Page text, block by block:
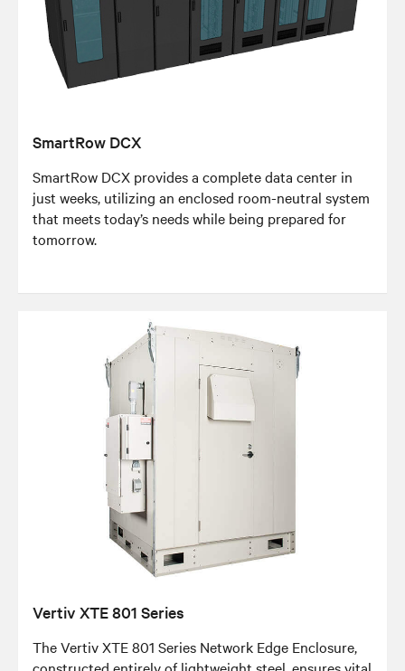
SmartRow DCX
SmartRow DCX provides a complete data center in
just weeks, utilizing an enclosed room-neutral system
that meets today’s needs while being prepared for
tomorrow.
Vertiv XTE 801 Series
The Vertiv XTE 801 Series Network Edge Enclosure,